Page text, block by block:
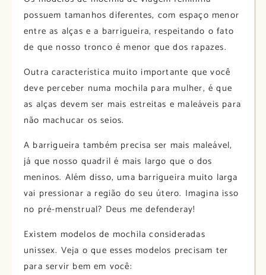
possuem tamanhos diferentes, com espaço menor
entre as alças e a barrigueira, respeitando o fato
de que nosso tronco é menor que dos rapazes.
Outra característica muito importante que você
deve perceber numa mochila para mulher, é que
as alças devem ser mais estreitas e maleáveis para
não machucar os seios.
A barrigueira também precisa ser mais maleável,
já que nosso quadril é mais largo que o dos
meninos. Além disso, uma barrigueira muito larga
vai pressionar a região do seu útero. Imagina isso
no pré-menstrual? Deus me defenderay!
Existem modelos de mochila consideradas
unissex. Veja o que esses modelos precisam ter
para servir bem em você: